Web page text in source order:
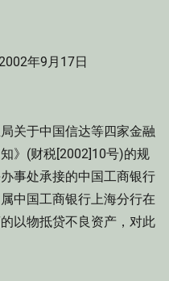
年9月17日
于中国信达等四家金融
》(财税[2002]10号)的规
事处承接的中国工商银行
中国工商银行上海分行在
以物抵贷不良资产，对此